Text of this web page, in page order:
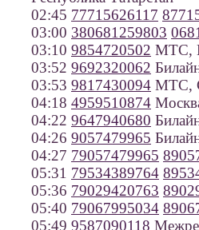
02:45 77715626117
03:00 380681259803
03:10 9854720502 МТС,
03:52 9692320062
03:53 9817430094 МТС,
04:18 4959510874
04:22 9647940680
04:26 9057479965
04:27 79057479965
05:31 79534389764
05:36 79029420763
05:40 79067995034
05:49 9587090118